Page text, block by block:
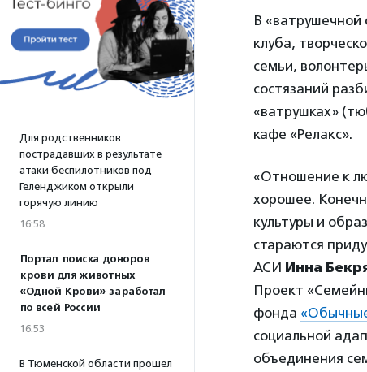
Для родственников
пострадавших в результате
атаки беспилотников под
Геленджиком открыли
горячую линию
16:58
Портал поиска доноров
крови для животных
«Одной Крови» заработал
по всей России
16:53
В Тюменской области прошел
В «ватрушечной
клуба,
семьи,
состязаний
«ватрушках»
кафе «Релакс».
«Отношение к
хорошее.
культуры и
стараются
АСИ Инна
Проект
фонда
социальной
объединения